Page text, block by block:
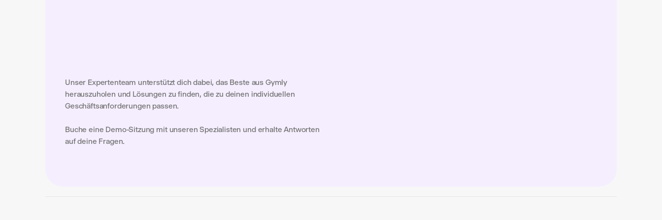
Unser Expertenteam unterstützt dich dabei, das Beste aus Gymly
herauszuholen und Lösungen zu finden, die zu deinen individuellen
Geschäftsanforderungen passen.
Buche eine Demo-Sitzung mit unseren Spezialisten und erhalte Antworten
auf deine Fragen.